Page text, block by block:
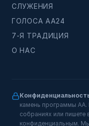
СЛУЖЕНИЯ
ГОЛОСА АА24
7-Я ТРАДИЦИЯ
О НАС
камень программы АА.
собраниях или пишете
конфиденциальным.